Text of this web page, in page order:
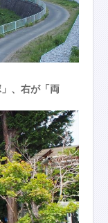
、右が「両